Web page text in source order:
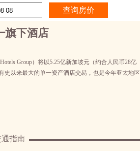
旗下酒店
Group）将以5.25亿新加坡元（约合人民币28亿
史以来最大的单一资产酒店交易，也是今年亚太地区
指南